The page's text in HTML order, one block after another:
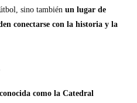
sino tambiénun lugar de
conectarse con la historia y la
como la Catedral